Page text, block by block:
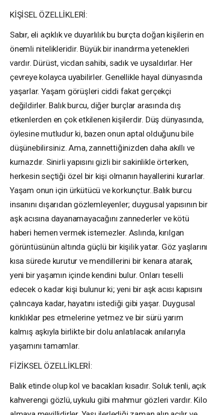
KİŞİSEL ÖZELLİKLERİ:
Sabır, eli açıklık ve duyarlılık bu burçta doğan kişilerin en
önemli nitelikleridir. Büyük bir inandırma yetenekleri
vardır. Dürüst, vicdan sahibi, sadık ve uysaldırlar. Her
çevreye kolayca uyabilirler. Genellikle hayal dünyasında
yaşarlar. Yaşam görüşleri ciddi fakat gerçekçi
değildirler. Balık burcu, diğer burçlar arasında dış
etkenlerden en çok etkilenen kişilerdir. Düş dünyasında,
öylesine mutludur ki, bazen onun aptal olduğunu bile
düşünebilirsiniz. Ama, zannettiğinizden daha akıllı ve
kurnazdır. Sinirli yapısını gizli bir sakinlikle örterken,
herkesin seçtiği özel bir kişi olmanın hayallerini kurarlar.
Yaşam onun için ürkütücü ve korkunçtur..Balık burcu
insanını dışarıdan gözlemleyenler; duygusal yapısının bir
aşk acısına dayanamayacağını zannederler ve kötü
haberi hemen vermek istemezler. Aslında, kırılgan
görüntüsünün altında güçlü bir kişilik yatar. Göz yaşlarını
kısa sürede kurutur ve mendillerini bir kenara atarak,
yeni bir yaşamın içinde kendini bulur. Onları teselli
edecek o kadar kişi bulunur ki; yeni bir aşk acısı kapısını
çalıncaya kadar, hayatını istediği gibi yaşar. Duygusal
kırıklıklar pes etmelerine yetmez ve bir sürü yarım
kalmış aşkıyla birlikte bir dolu anlatılacak anılarıyla
yaşamını tamamlar.
FİZİKSEL ÖZELLİKLERİ:
Balık etinde olup kol ve bacakları kısadır. Soluk tenli, açık
kahverengi gözlü, uykulu gibi mahmur gözleri vardır. Kilo